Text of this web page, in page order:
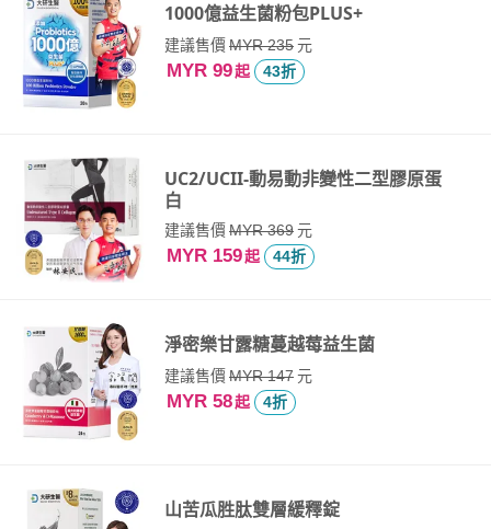
1000億益生菌粉包PLUS+
建議售價MYR 235元
MYR 99起 43折
UC2/UCII-動易動非變性二型膠原蛋
白
建議售價MYR 369元
MYR 159起 44折
淨密樂甘露糖蔓越莓益生菌
建議售價MYR 147元
MYR 58起 4折
山苦瓜胜肽雙層緩釋錠